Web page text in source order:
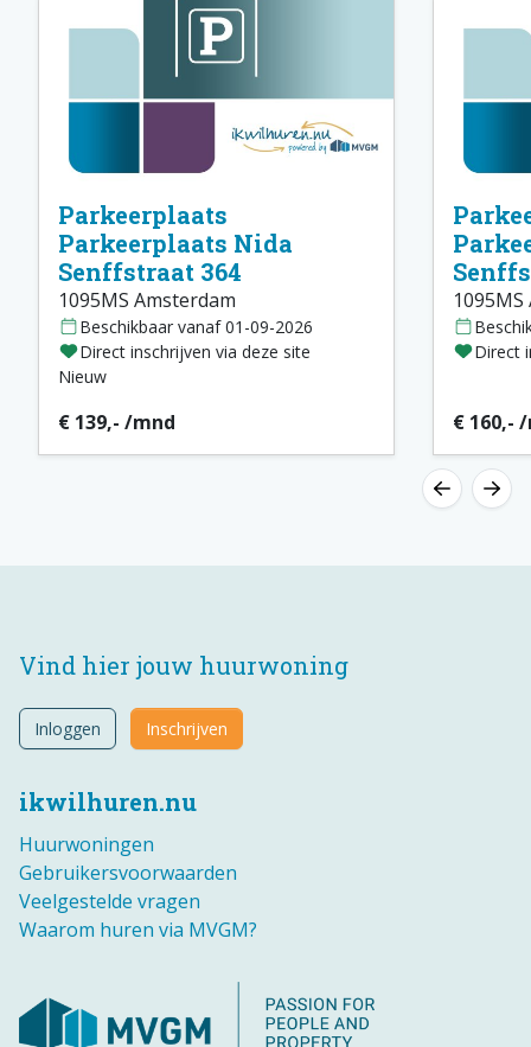
Parkeerplaats
Parkeerplaats Nida
Senffstraat 364
1095MS Amsterdam
Beschikbaar vanaf 01-09-2026
Direct inschrijven via deze site
Nieuw
€ 139,- /mnd
Direct
€ 160,-
ikwilhuren.nu
Huurwoningen
Gebruikersvoorwaarden
Veelgestelde vragen
Waarom huren via MVGM?
Vind hier jouw huurwoning
Inloggen Inschrijven